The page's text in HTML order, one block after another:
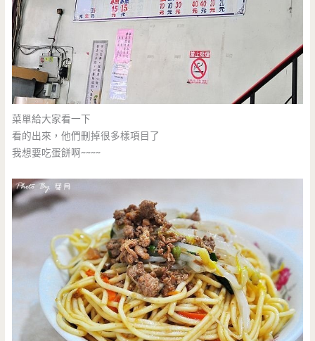
菜單給大家看一下
看的出來，他們刪掉很多樣項目了
我想要吃蛋餅啊~~~~